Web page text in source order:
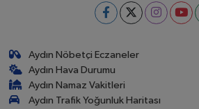
Aydın Nöbetçi Eczaneler
Aydın Hava Durumu
Aydın Namaz Vakitleri
Aydın Trafik Yoğunluk Haritası